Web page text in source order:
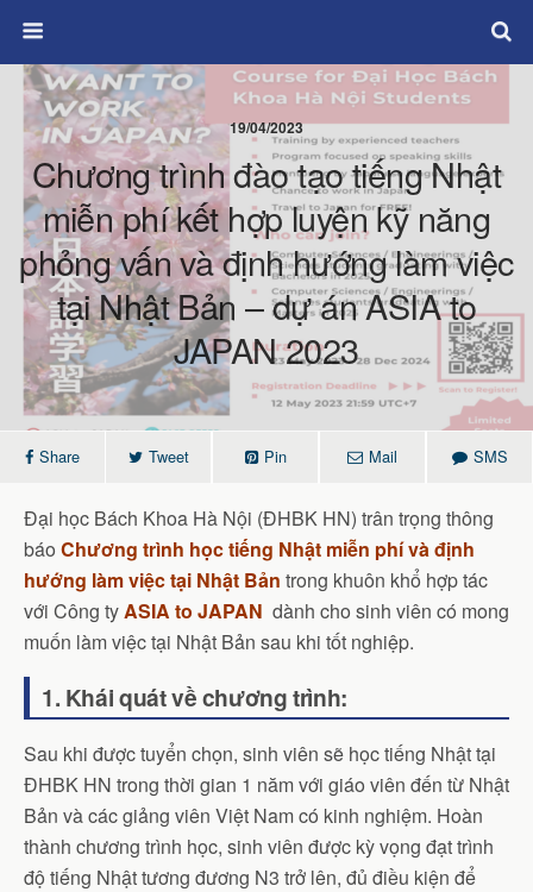
19/04/2023
Chương trình đào tạo tiếng Nhật
miễn phí kết hợp luyện kỹ năng
phỏng vấn và định hướng làm việc
tại Nhật Bản – dự án ASIA to
JAPAN 2023
Share Tweet Pin Mail SMS
Đại học Bách Khoa Hà Nội (ĐHBK HN) trân trọng thông
báo Chương trình học tiếng Nhật miễn phí và định
hướng làm việc tại Nhật Bản trong khuôn khổ hợp tác
với Công tyASIA to JAPAN dành cho sinh viên có mong
muốn làm việc tại Nhật Bản sau khi tốt nghiệp.
1. Khái quát về chương trình:
Sau khi được tuyển chọn, sinh viên sẽ học tiếng Nhật tại
ĐHBK HN trong thời gian 1 năm với giáo viên đến từ Nhật
Bản và các giảng viên Việt Nam có kinh nghiệm. Hoàn
thành chương trình học, sinh viên được kỳ vọng đạt trình
độ tiếng Nhật tương đương N3 trở lên, đủ điều kiện để